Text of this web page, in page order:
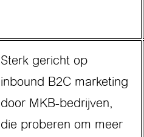
Sterk gericht op
inbound B2C marketing
door MKB-bedrijven,
die proberen om meer